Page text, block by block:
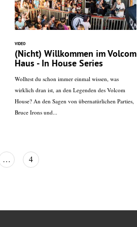
VIDEO
(Nicht) Willkommen im Volcom
Haus - In House Series
Wolltest du schon immer einmal wissen, was
wirklich dran ist, an den Legenden des Volcom
House? An den Sagen von übernatürlichen Parties,
Bruce Irons und...
… 4